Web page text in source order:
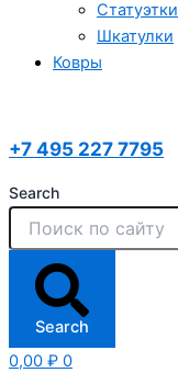
Статуэтки
Шкатулки
Ковры
+7 495 227 7795
Search
Search
0,00 ₽ 0